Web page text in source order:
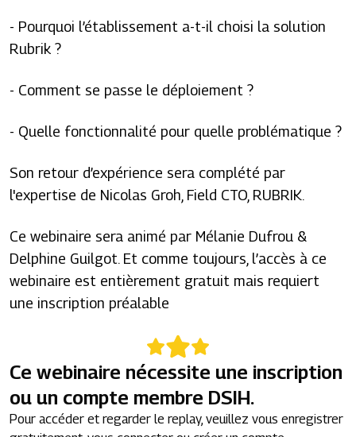
- Pourquoi l’établissement a-t-il choisi la solution
Rubrik ?
- Comment se passe le déploiement ?
- Quelle fonctionnalité pour quelle problématique ?
Son retour d’expérience sera complété par
l'expertise de Nicolas Groh, Field CTO, RUBRIK.
Ce webinaire sera animé par Mélanie Dufrou &
Delphine Guilgot. Et comme toujours, l’accès à ce
webinaire est entièrement gratuit mais requiert
une inscription préalable
Ce webinaire nécessite une inscription
ou un compte membre DSIH.
Pour accéder et regarder le replay, veuillez vous enregistrer